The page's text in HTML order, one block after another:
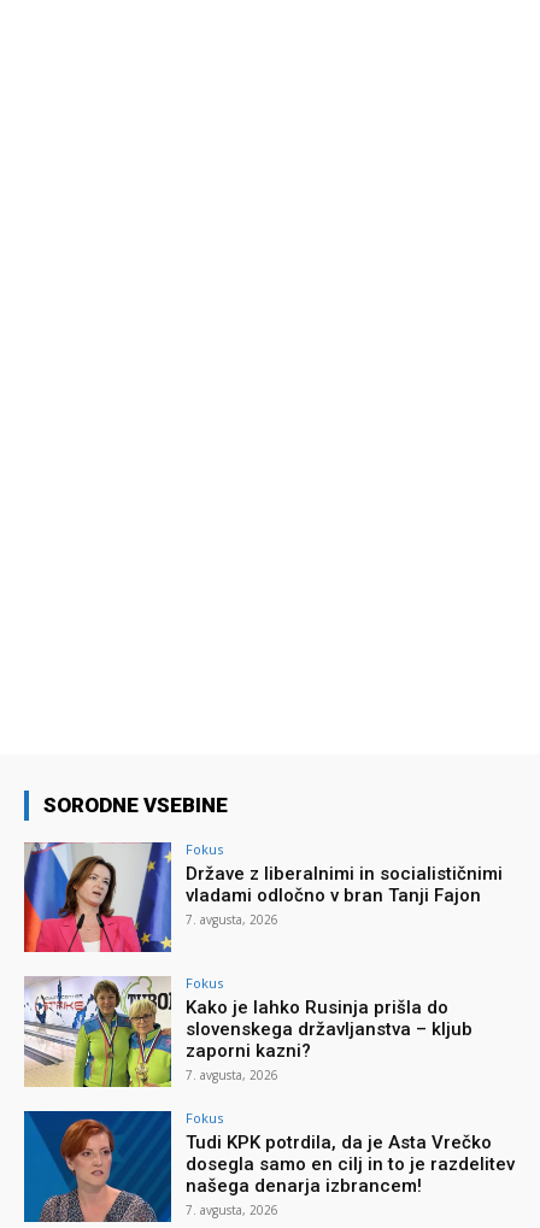
SORODNE VSEBINE
Fokus
Države z liberalnimi in socialističnimi
vladami odločno v bran Tanji Fajon
7. avgusta, 2026
Fokus
Kako je lahko Rusinja prišla do
slovenskega državljanstva – kljub
zaporni kazni?
7. avgusta, 2026
Fokus
Tudi KPK potrdila, da je Asta Vrečko
dosegla samo en cilj in to je razdelitev
našega denarja izbrancem!
7. avgusta, 2026